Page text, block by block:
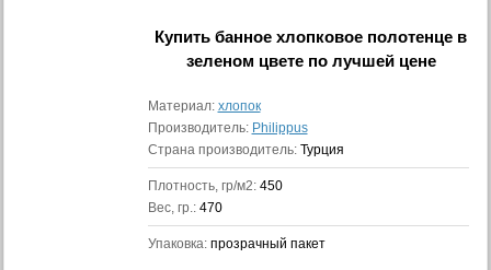
Купитьбанное хлопковое полотенце в
зеленом цветепо лучшей цене
Материал: хлопок
Производитель: Philippus
Страна производитель: Турция
Плотность, гр/м2: 450
Вес, гр.: 470
Упаковка: прозрачный пакет